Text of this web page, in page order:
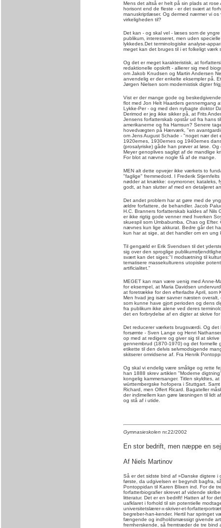
Mens det altså er helt på sin plads at rose
horisont end de fleste - er det svært at
manuskriptlæser. Og dermed nærmer vi
virkeligheden til?
Det kan - og skal vel - læses som de
publikum, interesseret, men uden
lykkedes.Det terminologiske analyse-
meget kan det bruges til i et folkeligt værk
Og det er meget karakteristisk, at
redaktionelle opskrift - allierer sig med
om Jakob Knudsen og Martin Andersen
anvendelig er der enkelte eksempler på.
Jørgen Nielsen som modernistisk digter
Vist er der mange gode og
flot med Jon Helt Haarders gennemgang
Lykke-Per - og med den nybagte doktor
Derimod er jeg ikke sikker på, at Frits
Jensens forfatterskab opstår ud fra hans
amerikanerne og fra Hamsun? Senere
hovedvægten på Hærværk, "en
om Jens August Schade - "noget nær det
1920ernes, 1930ernes og 1940ernes
(prosalyriske) gåde han prøver at løse.
Meyer genoplives sagligt af de mandlige
For blot at nævne nogle få af de mange.
MEN alt dette opvejer ikke værkets to
"faglige" fremmedord. I Frederik
nødder at knække: oxymoroner, kataleks,
godt, at han slutter af med en detaljeret
Det andet problem har at gøre med de
ældre forfattere, de behandler. Jacob
H.C. Branners forfatterskab kaldes af Nils
er ikke rigtig gode venner med hverken
skuespil som Umbabumba, Chas og
nævnes kun lige akkurat. Bedre går det
kun har at sige, at det handler om en ung
Til gengæld er Erik Svendsen til det
sig over den sproglige
svært kan det siges:"I modsætning til
tematisere massekulturens utopiske
artificialitet."
MEGET kan man være uenig med Anne-
for eksempel, at Maria Davidsen
at foretrække for den efterladte April, som
Men hvad jeg især savner næsten overalt,
som kunne have gjort perioden og dens
fra publikum ikke alene ved deres
det en forbrydelse af en digter at skrive
Det reducerer værkets brugsværdi. Og
forsømte - Sven Lange og Henri
op med at redigere og giver sig til at
gennembrud (1870-1970) og det formelle
etikette til den delvis selvmodsigende
skitserer omridsene af. Fra Henrik
Og skal vi endelig være smålige og rette
han 1888 skrev artiklen "Moderne
kongelig kammersanger. Titlen skyldtes,
württembergske hofopera i Stuttgart.
Richard, men Olfert Ricard. Bagateller
der indimellem kan gøre læsningen til lidt
og stå af i utide.
Gymnasieskolen nr.22/2002
En stor bedrift, men næppe en
Af Niels Martinov
Så er det sidste bind af »Danske digtere
første, da udgivelsen er begyndt bagfra,
Pontoppidan til Karen Blixen ind. For de
forfatterbiografier skrevet af vidende
litteratur. Det er en bedrift! Hatten af for
uafklaret i forhold til sin potentielle
universitetslærer-x-skriver-et-
begreber-han-kender. Hertil har springet
fængende og indholdsmæssigt givende
fremherskende, så fremtræder de tre bind